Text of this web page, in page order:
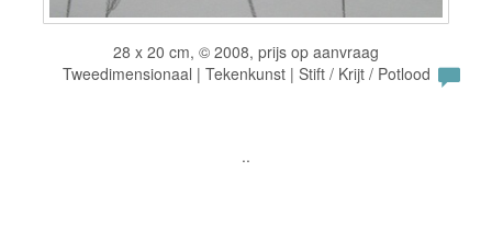
28 x 20 cm, © 2008, prijs op aanvraag
Tweedimensionaal | Tekenkunst | Stift / Krijt / Potlood
..